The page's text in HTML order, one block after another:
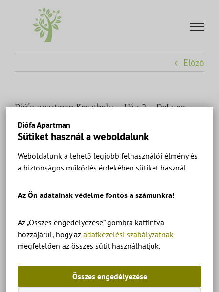
Diófa Apartman
Sütiket használ a weboldalunk
Weboldalunk a lehető legjobb felhasználói élmény és
a biztonságos működés érdekében sütiket használ.
Az Ön adatainak védelme fontos a számunkra!
Az „Összes engedélyezése” gombra kattintva
hozzájárul, hogy az adatkezelési szabályzatnak
megfelelően az összes sütit használhatjuk.
Összes engedélyezése
Előző
Diófa apartman Keszthely – Ház 2 – DeLuxe
Apartman alaprajz.
Diófa apartman Keszthely – Ház 2 – DeLuxe